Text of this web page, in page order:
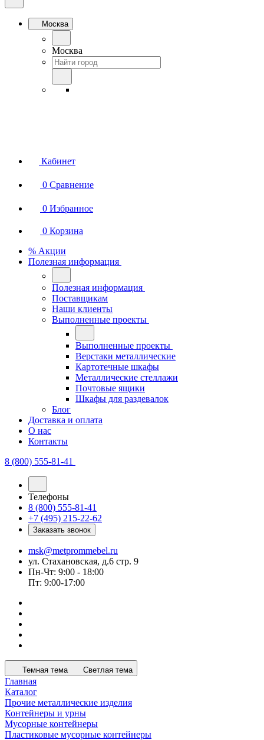
Москва
Москва
Кабинет
0 Сравнение
0 Избранное
0 Корзина
% Акции
Полезная информация
Полезная информация
Поставщикам
Наши клиенты
Выполненные проекты
Выполненные проекты
Верстаки металлические
Картотечные шкафы
Металлические стеллажи
Почтовые ящики
Шкафы для раздевалок
Блог
Доставка и оплата
О нас
Контакты
8 (800) 555-81-41
Телефоны
8 (800) 555-81-41
+7 (495) 215-22-62
Заказать звонок
msk@metprommebel.ru
ул. Стахановская, д.6 стр. 9
Пн-Чт: 9:00 - 18:00
Пт: 9:00-17:00
Темная тема Светлая тема
Главная
Каталог
Прочие металлические изделия
Контейнеры и урны
Мусорные контейнеры
Пластиковые мусорные контейнеры